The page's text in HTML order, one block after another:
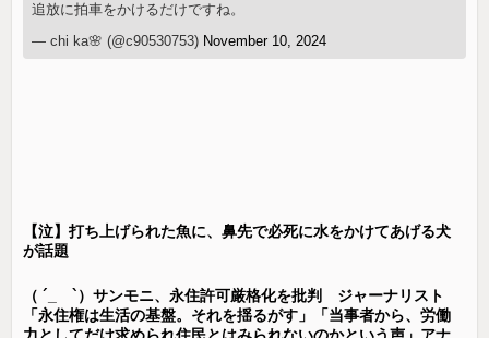
追放に拍車をかけるだけですね。
— chi ka🌸 (@c90530753) November 10, 2024
【泣】打ち上げられた魚に、鼻先で必死に水をかけてあげる犬
が話題
（ ´_ゝ`）サンモニ、永住許可厳格化を批判 ジャーナリスト
「永住権は生活の基盤。それを揺るがす」「当事者から、労働
力としてだけ求められ住民とはみられないのかという声」アナ